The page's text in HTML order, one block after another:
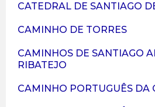
CATEDRAL DE SANTIAGO
CAMINHO DE TORRES
CAMINHOS DE SANTIAGO
RIBATEJO
CAMINHO PORTUGUÊS DA